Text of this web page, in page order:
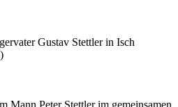
Gustav Stettler in Isch
Mann Peter Stettler im gemeinsamen